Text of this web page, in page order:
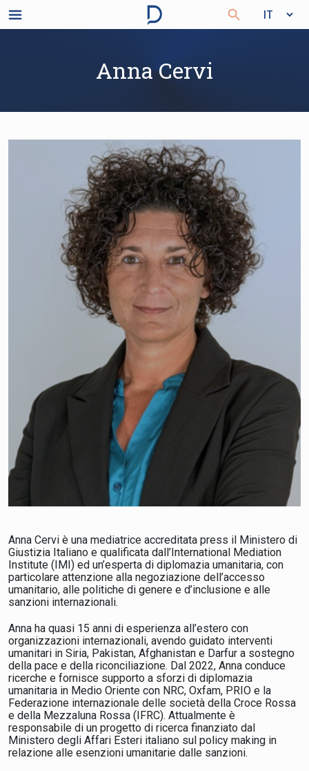
Anna Cervi
Anna Cervi è una mediatrice accreditata press il Ministero di
Giustizia Italiano e qualificata dall’International Mediation
Institute (IMI) ed un’esperta di diplomazia umanitaria, con
particolare attenzione alla negoziazione dell’accesso
umanitario, alle politiche di genere e d’inclusione e alle
sanzioni internazionali.
Anna ha quasi 15 anni di esperienza all’estero con
organizzazioni internazionali, avendo guidato interventi
umanitari in Siria, Pakistan, Afghanistan e Darfur a sostegno
della pace e della riconciliazione. Dal 2022, Anna conduce
ricerche e fornisce supporto a sforzi di diplomazia
umanitaria in Medio Oriente con NRC, Oxfam, PRIO e la
Federazione internazionale delle società della Croce Rossa
e della Mezzaluna Rossa (IFRC). Attualmente è
responsabile di un progetto di ricerca finanziato dal
Ministero degli Affari Esteri italiano sul policy making in
relazione alle esenzioni umanitarie dalle sanzioni.